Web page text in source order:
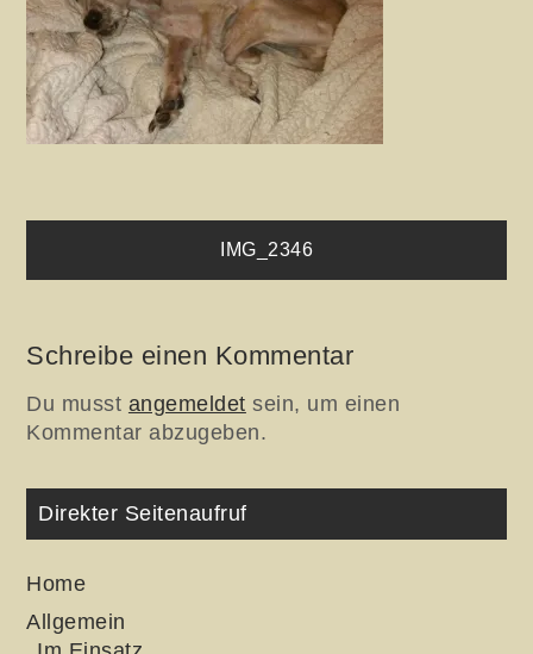
Beitragsnavigation
IMG_2346
Schreibe einen Kommentar
Du musst angemeldet sein, um einen
Kommentar abzugeben.
Direkter Seitenaufruf
Home
Allgemein